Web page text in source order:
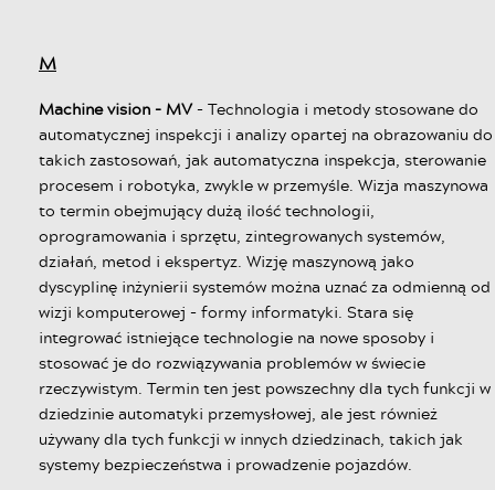
M
Machine vision - MV- Technologia i metody stosowane do
automatycznej inspekcji i analizy opartej na obrazowaniu do
takich zastosowań, jak automatyczna inspekcja, sterowanie
procesem i robotyka, zwykle w przemyśle. Wizja maszynowa
to termin obejmujący dużą ilość technologii,
oprogramowania i sprzętu, zintegrowanych systemów,
działań, metod i ekspertyz. Wizję maszynową jako
dyscyplinę inżynierii systemów można uznać za odmienną od
wizji komputerowej - formy informatyki. Stara się
integrować istniejące technologie na nowe sposoby i
stosować je do rozwiązywania problemów w świecie
rzeczywistym. Termin ten jest powszechny dla tych funkcji w
dziedzinie automatyki przemysłowej, ale jest również
używany dla tych funkcji w innych dziedzinach, takich jak
systemy bezpieczeństwa i prowadzenie pojazdów.